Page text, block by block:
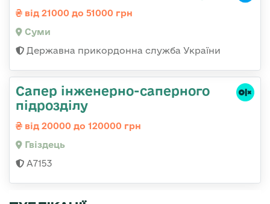
від 21000 до 51000 грн
Суми
Державна прикордонна служба України
Сапер інженерно-саперного
підрозділу
від 20000 до 120000 грн
Гвiздець
А7153